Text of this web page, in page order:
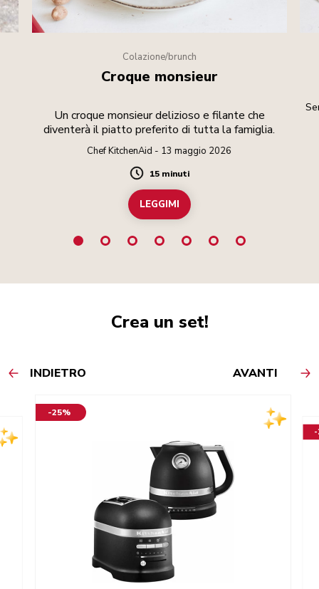
Colazione/brunch
Croque monsieur
Un croque monsieur delizioso e filante che
diventerà il piatto preferito di tutta la famiglia.
Chef KitchenAid - 13 maggio 2026
Duration
15 minuti
LEGGIMI
Crea un set!
INDIETRO AVANTI
-25%
-